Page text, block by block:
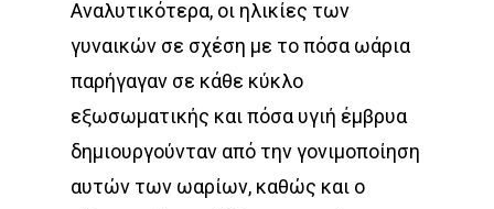
Αναλυτικότερα, οι ηλικίες των
γυναικών σε σχέση με το πόσα ωάρια
παρήγαγαν σε κάθε κύκλο
εξωσωματικής και πόσα υγιή έμβρυα
δημιουργούνταν από την γονιμοποίηση
αυτών των ωαρίων, καθώς και ο